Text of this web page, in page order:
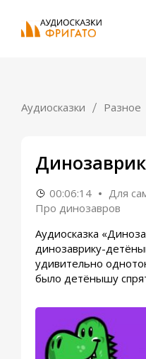
Аудиосказки Разное
00:06:14 Для
Про динозавров
Аудиосказка
динозаврику-
удивительно
было детёнышу